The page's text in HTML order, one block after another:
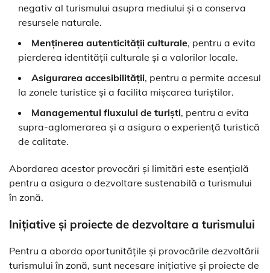
negativ al turismului asupra mediului și a conserva
resursele naturale.
Menținerea autenticității culturale, pentru a evita
pierderea identității culturale și a valorilor locale.
Asigurarea accesibilității, pentru a permite accesul
la zonele turistice și a facilita mișcarea turiștilor.
Managementul fluxului de turiști, pentru a evita
supra-aglomerarea și a asigura o experiență turistică
de calitate.
Abordarea acestor provocări și limitări este esențială
pentru a asigura o dezvoltare sustenabilă a turismului
în zonă.
Inițiative și proiecte de dezvoltare a turismului
Pentru a aborda oportunitățile și provocările dezvoltării
turismului în zonă, sunt necesare inițiative și proiecte de